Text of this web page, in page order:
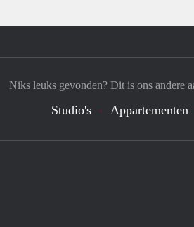
Niks leuks gevonden? Dit is ons andere
Studio's Appartementen